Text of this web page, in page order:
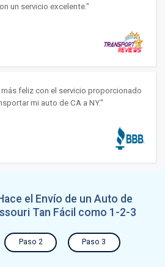
un servicio excelente."
feliz con el servicio proporcionado
mi auto de CA a NY."
el Envío de un Auto de
Tan Fácil como 1-2-3
Paso 2 Paso 3